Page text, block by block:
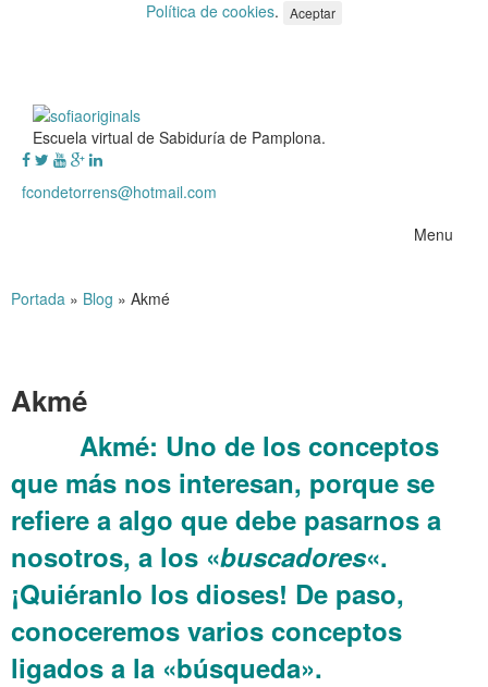
Política de cookies. Aceptar
Escuela virtual de Sabiduría de Pamplona.
fcondetorrens@hotmail.com
Menu
Portada » Blog » Akmé
Akmé
Akmé: Uno de los conceptos
que más nos interesan, porque se
refiere a algo que debe pasarnos a
nosotros, a los «buscadores«.
¡Quiéranlo los dioses! De paso,
conoceremos varios conceptos
ligados a la «búsqueda».